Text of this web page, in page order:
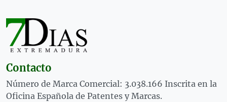
Contacto
Número de Marca Comercial: 3.038.166 Inscrita en la
Oficina Española de Patentes y Marcas.